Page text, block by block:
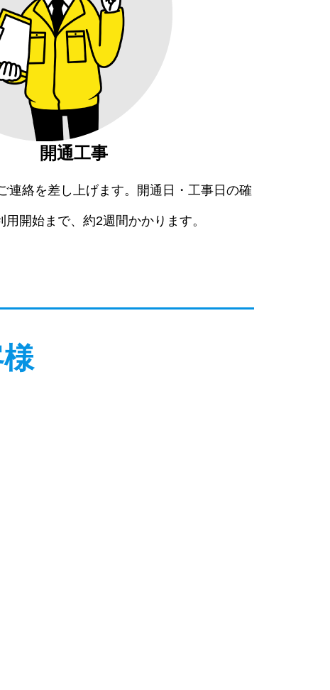
開通工事
連絡を差し上げます。開通日・工事日の確
用開始まで、約2週間かかります。